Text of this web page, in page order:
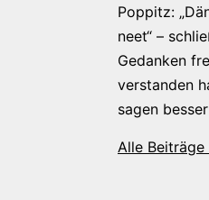
Poppitz:
neet“ –
Gedanken
verstanden
sagen
Alle